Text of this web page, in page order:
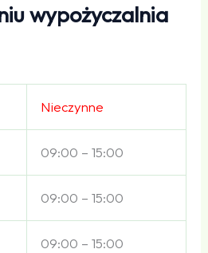
wypożyczalnia
Nieczynne
09:00 – 15:00
09:00 – 15:00
09:00 – 15:00